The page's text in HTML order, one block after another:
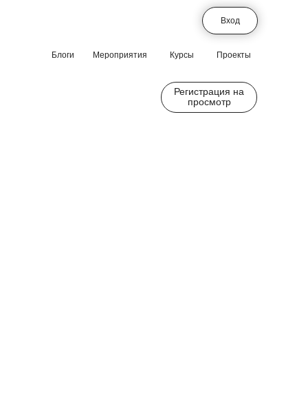
Курсы
Мероприятия Проекты
Блоги
Вход
Регистрация на
просмотр